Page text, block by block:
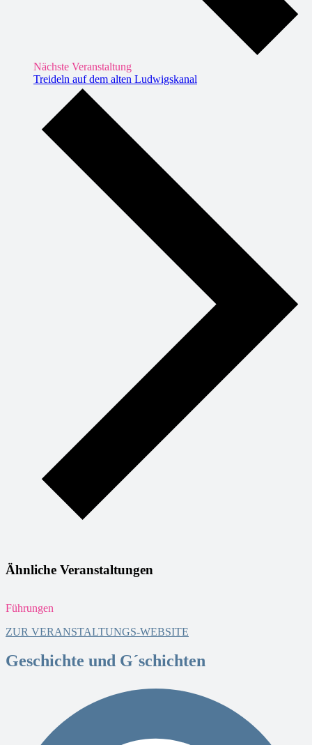
Nächste Veranstaltung
Treideln auf dem alten Ludwigskanal
Ähnliche Veranstaltungen
Führungen
ZUR VERANSTALTUNGS-WEBSITE
Geschichte und G´schichten